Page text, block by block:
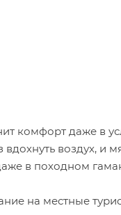
комфорт даже в
воздух, и
в походном
на местные